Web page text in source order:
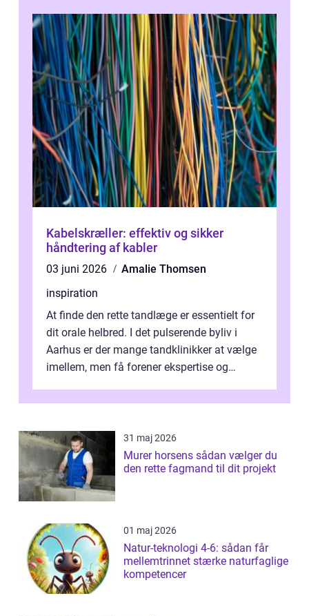
Kabelskræller: effektiv og sikker
håndtering af kabler
03 juni 2026
Amalie Thomsen
inspiration
At finde den rette tandlæge er essentielt for
dit orale helbred. I det pulserende byliv i
Aarhus er der mange tandklinikker at vælge
imellem, men få forener ekspertise og
31 maj 2026
Murer horsens sådan vælger du
den rette fagmand til dit projekt
01 maj 2026
Natur-teknologi 4-6: sådan får
mellemtrinnet stærke naturfaglige
kompetencer